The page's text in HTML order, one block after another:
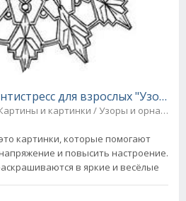
для взрослых "Узоры"
Картины и картинки / Узоры и
картинки, которые помогают
и повысить настроение.
в яркие и весёлые